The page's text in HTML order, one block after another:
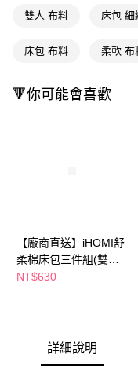
１．簡單：不需註冊會員、
３．安心：先確認商品／服
１．於結帳方式選擇「
【注意事項】
１．透過由恩沛科技股份有
３．未成年的使用者請事
「AFTEE先享後付」，若
每筆NT$100，滿
每筆NT$300
雙人 布料 床包 細
床包 布料 柔軟 布
🔻你可能會喜歡
【廠商直送】iHOMI舒
柔棉床包三件組(雙人)-
多色任選
NT$630
詳細說明